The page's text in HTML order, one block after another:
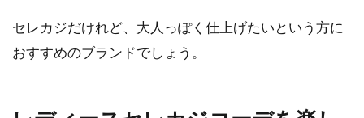
セレカジだけれど、大人っぽく仕上げたいという方に
おすすめのブランドでしょう。